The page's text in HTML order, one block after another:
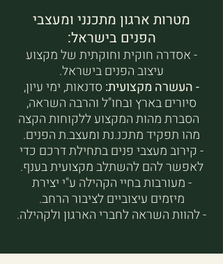
מטרות ארגון מתכנני ומעצבי
הפנים בישראל:
- אסדרה חוקית וחוקתית של מקצוע
עיצוב הפנים בישראל.
- העשרה מקצועית: סדנאות, ימי עיון,
סיורים בארץ ובחו"ל והרבה השראה,
הסברת מהות המקצוע ללקוחות הקצה
מהו תפקיד מתכנ.נת ומעצב.ת הפנים.
- קירוב מעצבי פנים בתחילת דרכם כדי
לאפשר להם להשתלב מקצועית בענף.
- מעורבות בחיי הקהילה ע"י יצירת
מיזמים עיצוביים לציבור הרחב.
- להוות השראה לחברי הארגון ולקהילה.